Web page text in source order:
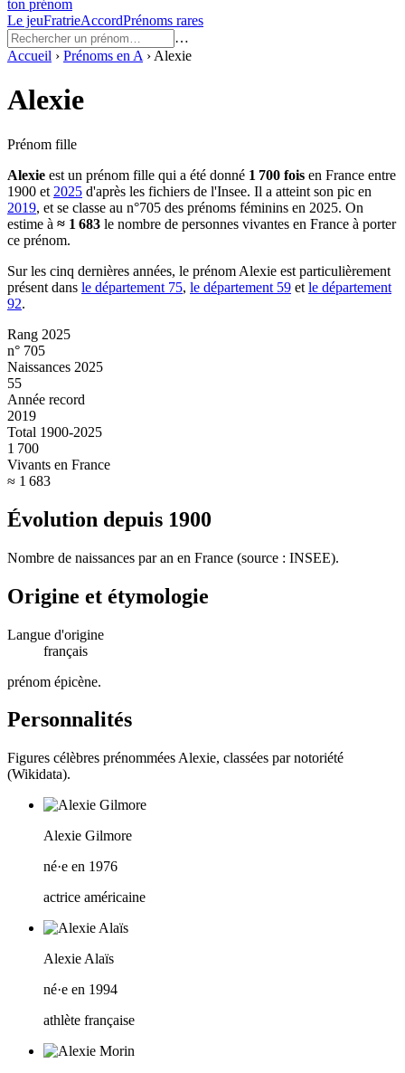
ton prénom
Le jeuFratrieAccordPrénoms rares
…
Accueil › Prénoms en A › Alexie
Alexie
Prénom fille
Alexie est un prénom fille qui a été donné 1 700 fois en France entre
1900 et 2025 d'après les fichiers de l'Insee. Il a atteint son pic en
2019, et se classe au n°705 des prénoms féminins en 2025. On
estime à ≈ 1 683 le nombre de personnes vivantes en France à porter
ce prénom.
Sur les cinq dernières années, le prénom Alexie est particulièrement
présent dans le département 75, le département 59 et le département
92.
Rang 2025
n° 705
Naissances 2025
55
Année record
2019
Total 1900-2025
1 700
Vivants en France
≈ 1 683
Évolution depuis 1900
Nombre de naissances par an en France (source : INSEE).
Origine et étymologie
Langue d'origine
français
prénom épicène.
Personnalités
Figures célèbres prénommées Alexie, classées par notoriété
(Wikidata).
Alexie Gilmore
né·e en 1976
actrice américaine
Alexie Alaïs
né·e en 1994
athlète française